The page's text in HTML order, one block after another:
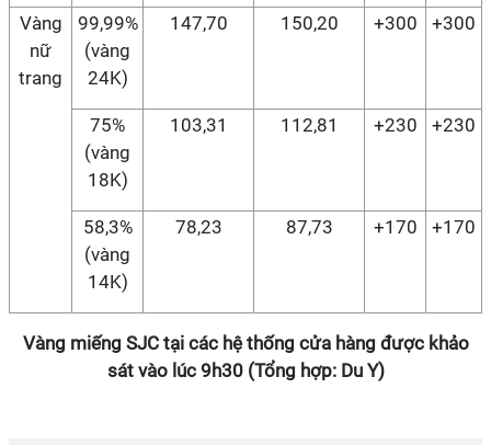
Vàng
nữ
trang
99,99%
(vàng
24K)
147,70 150,20 +300 +300
75%
(vàng
18K)
103,31 112,81 +230 +230
58,3%
(vàng
14K)
78,23 87,73 +170 +170
Vàng miếng SJC tại các hệ thống cửa hàng được khảo
sát vào lúc 9h30 (Tổng hợp: Du Y)